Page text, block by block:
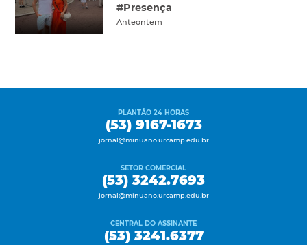
#Presença
Anteontem
PLANTÃO 24 HORAS
(53) 9167-1673
jornal@minuano.urcamp.edu.br
SETOR COMERCIAL
(53) 3242.7693
jornal@minuano.urcamp.edu.br
CENTRAL DO ASSINANTE
(53) 3241.6377